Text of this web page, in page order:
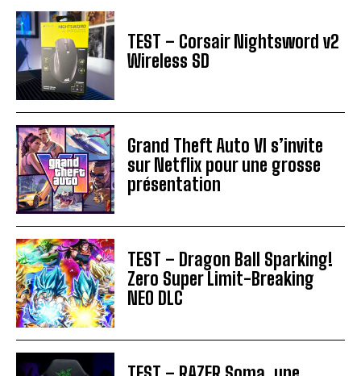
TEST – Corsair Nightsword v2
Wireless SD
Grand Theft Auto VI s’invite
sur Netflix pour une grosse
présentation
TEST – Dragon Ball Sparking!
Zero Super Limit-Breaking
NEO DLC